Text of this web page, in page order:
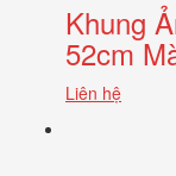
Khung
52cm
Liên hệ